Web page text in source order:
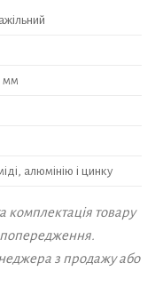
мм
алюмінію і цинку
комплектація товару
з продажу або